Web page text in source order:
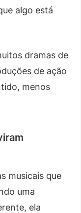
algo está
dramas de
de ação
menos
musicais que
uma
ela